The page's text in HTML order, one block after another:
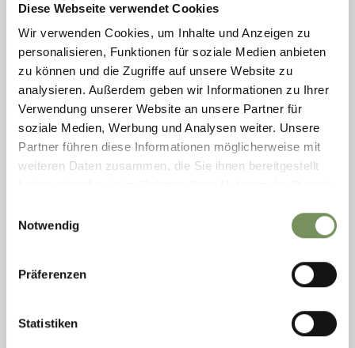
Diese Webseite verwendet Cookies
Wir verwenden Cookies, um Inhalte und Anzeigen zu
personalisieren, Funktionen für soziale Medien anbieten
zu können und die Zugriffe auf unsere Website zu
analysieren. Außerdem geben wir Informationen zu Ihrer
Verwendung unserer Website an unsere Partner für
soziale Medien, Werbung und Analysen weiter. Unsere
Partner führen diese Informationen möglicherweise mit
weiteren Daten zusammen, die Sie ihnen bereitgestellt
Notwendig
Präferenzen
Statistiken
martedì
18
20:30
SCENA NEL CASTEL SCHENNA